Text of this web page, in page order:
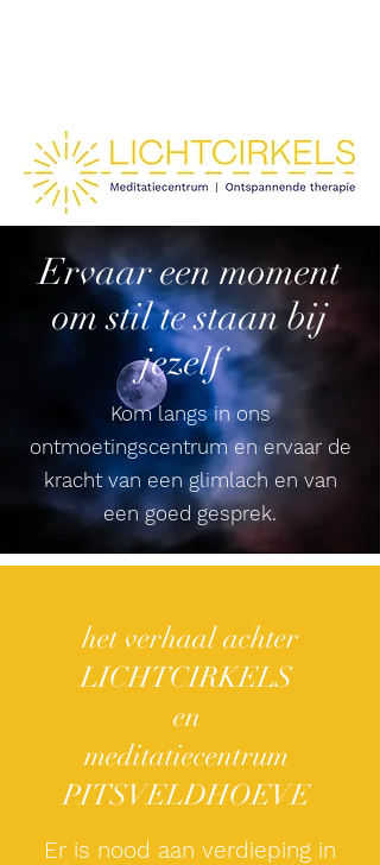
Ervaar een moment
om stil te staan bij
jezelf
Kom langs in ons
ontmoetingscentrum en ervaar de
kracht van een glimlach en van
een goed gesprek.
het verhaal achter
LICHTCIRKELS
en
meditatiecentrum
PITSVELDHOEVE
Er is nood aan verdieping in